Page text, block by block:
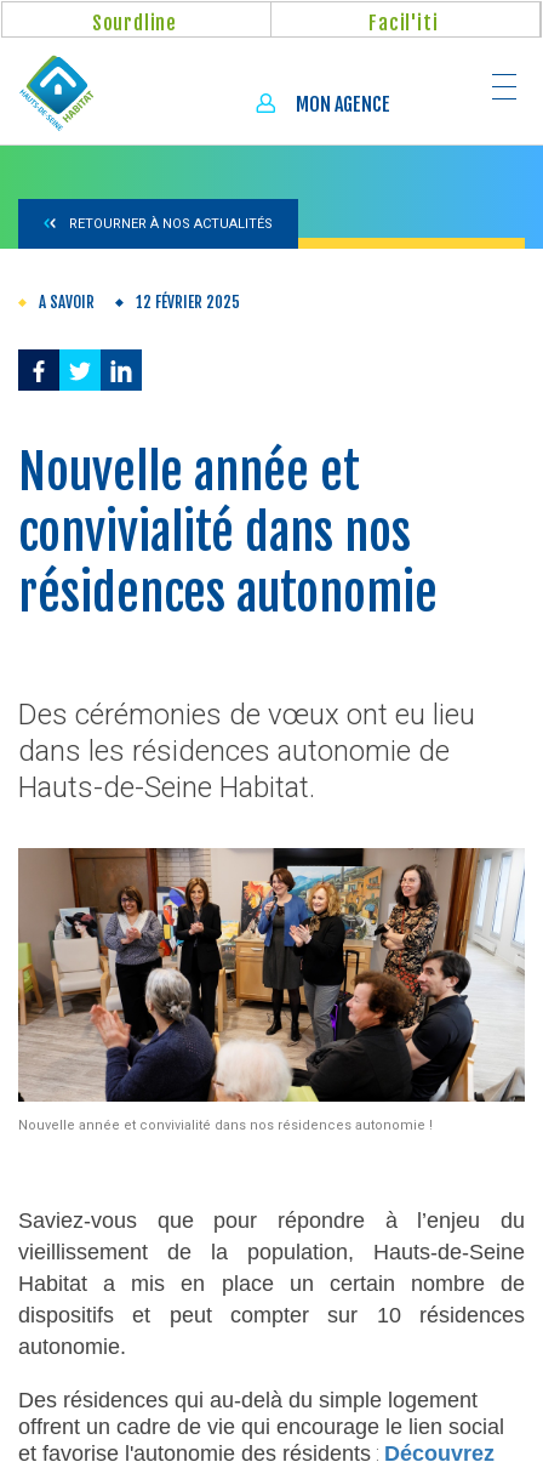
principal
Sourdline Facil'iti
MON AGENCE
RETOURNER À NOS ACTUALITÉS
A SAVOIR 12 FÉVRIER 2025
Nouvelle année et
convivialité dans nos
résidences autonomie
Des cérémonies de vœux ont eu lieu
dans les résidences autonomie de
Hauts-de-Seine Habitat.
Nouvelle année et convivialité dans nos résidences autonomie !
Saviez-vous que pour répondre à l’enjeu du
vieillissement de la population, Hauts-de-Seine
Habitat a mis en place un certain nombre de
dispositifs et peut compter sur 10 résidences
autonomie.
Des résidences qui au-delà du simple logement
offrent un cadre de vie qui encourage le lien social
et favorise l'autonomie des résidents : Découvrez
Panneau de gestion des cookies